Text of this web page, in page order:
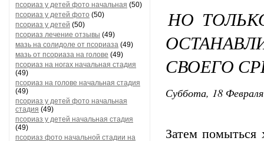
псориаз у детей фото начальная (50)
псориаз у детей фото (50)
псориаз у детей (50)
псориаз лечение отзывы (49)
мазь на солидоле от псориаза (49)
мазь от псориаза на голове (49)
псориаз на ногах начальная стадия
(49)
псориаз на голове начальная стадия
(49)
псориаз у детей фото начальная
стадия (49)
псориаз у детей начальная стадия
(49)
псориаз фото начальной стадии на
НО
СВОЕГО
Суббота, 18
Затем помыться